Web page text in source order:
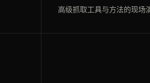
高级抓取工具与方法的现场